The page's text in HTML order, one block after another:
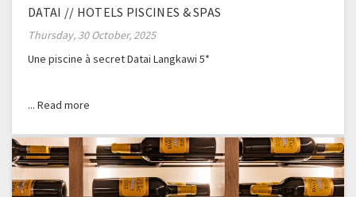
DATAI // HOTELS PISCINES & SPAS
Thursday, 30 October, 2025
Une piscine à secret Datai Langkawi 5*